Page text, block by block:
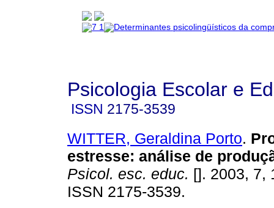
Psicologia Escolar e
ISSN 2175-3539
WITTER, Geraldina Porto.
estresse: análise de
Psicol. esc. educ. []. 2003, 7,
ISSN 2175-3539.